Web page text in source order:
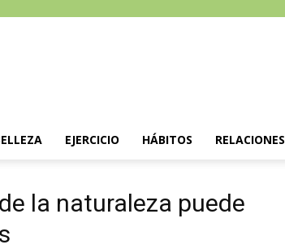
EJERCICIO HÁBITOS RELACIONES
la naturaleza puede